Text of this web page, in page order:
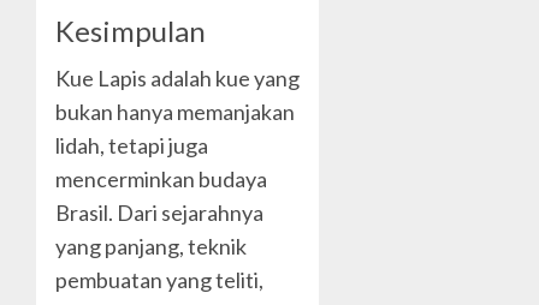
Kesimpulan
Kue Lapis adalah kue yang
bukan hanya memanjakan
lidah, tetapi juga
mencerminkan budaya
Brasil. Dari sejarahnya
yang panjang, teknik
pembuatan yang teliti,